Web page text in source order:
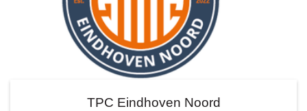
TPC Eindhoven Noord